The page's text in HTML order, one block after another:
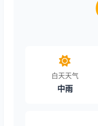
白天天气
中雨